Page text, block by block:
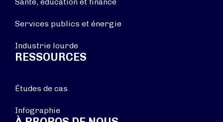
Services publics et énergie
Industrie lourde
RESSOURCES
Études de cas
Infographie